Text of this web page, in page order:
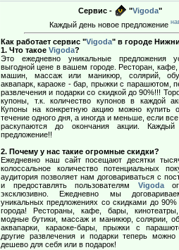
Сервис - "Vigoda"
Каждый день новое предложение
Как работает сервис "Vigoda" в городе
1. Что такое Vigoda?
Это ежедневно уникальные предложения
выгодной цене в вашем городе. Pесторан,
машин, массаж или маникюр, солярий,
аквапарк, караоке - бар, прыжки с парашютом,
развлечения и подарки со скидкой до 90%!!!
купоны, т.к. количество купонов в каждой
Купоны на конкретную акцию можно купить
течение одного дня, а иногда и меньше, если
раскупаются до окончания акции.
предложение!!
2. Почему у нас такие огромные скидки?
Ежедневно наш сайт посещают десятки
колоссальное количество потенциальных
аудитория позволяет нам договариваться с
и предоставлять пользователям Vigoda
эксклюзивно. Ежедневно мы
уникальных предложениях со скидками до
города! Рестораны, кафе, бары,
модные бутики, массаж и маникюр, солярии,
аквапарки, караоке-бары, прыжки с
другие развлечения и подарки теперь можно
дешево для себя или в подарок!